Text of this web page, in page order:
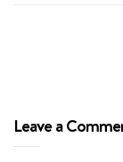
Leave a